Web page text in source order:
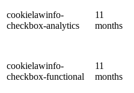
cookielawinfo-
checkbox-analytics
11
months
cookielawinfo-
checkbox-functional
11
months